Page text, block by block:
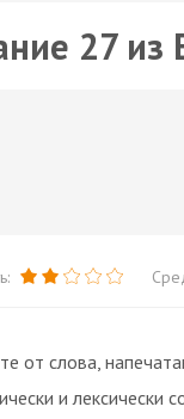
27 из
от слова,
и лексически